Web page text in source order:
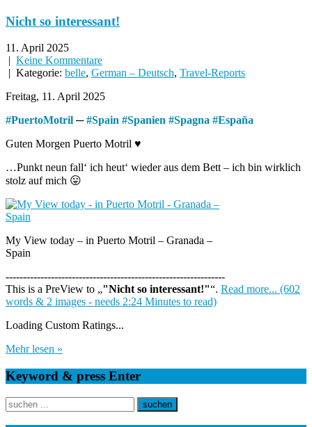
Nicht so interessant!
11. April 2025
| Keine Kommentare
| Kategorie: belle, German – Deutsch, Travel-Reports
Freitag, 11. April 2025
#PuertoMotril ─#Spain #Spanien #Spagna #España
Guten Morgen Puerto Motril ♥
…Punkt neun fall‘ ich heut‘ wieder aus dem Bett – ich bin wirklich
stolz auf mich 😛
My View today – in Puerto Motril – Granada –
Spain
---------------------------------------------------------------
This is a PreView to
"Nicht so interessant!" . Read more... (602
words & 2 images - needs 2:24 Minutes to read)
Loading Custom Ratings...
Mehr lesen »
Keyword & press Enter